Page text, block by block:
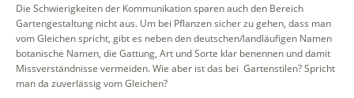
Die Schwierigkeiten der Kommunikation sparen auch den Bereich
Gartengestaltung nicht aus. Um bei Pflanzen sicher zu gehen, dass man
vom Gleichen spricht, gibt es neben den deutschen/landläufigen Namen
botanische Namen, die Gattung, Art und Sorte klar benennen und damit
Missverständnisse vermeiden. Wie aber ist das bei Gartenstilen? Spricht
man da zuverlässig vom Gleichen?